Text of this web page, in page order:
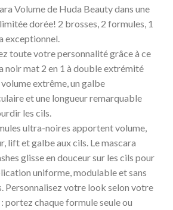
Volume de Huda Beauty dans une
dorée! 2 brosses, 2 formules, 1
exceptionnel.
toute votre personnalité grâce à ce
noir mat 2 en 1 à double extrémité
extrême, un galbe
et une longueur remarquable
les cils.
ultra-noires apportent volume,
lift et galbe aux cils. Le mascara
glisse en douceur sur les cils pour
uniforme, modulable et sans
Personnalisez votre look selon votre
portez chaque formule seule ou